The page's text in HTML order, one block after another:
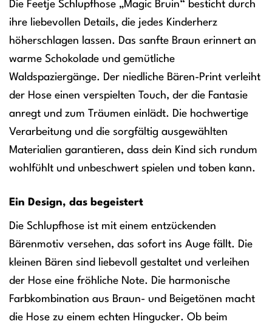
Die Feetje Schlupfhose „Magic Bruin“ besticht durch
ihre liebevollen Details, die jedes Kinderherz
höherschlagen lassen. Das sanfte Braun erinnert an
warme Schokolade und gemütliche
Waldspaziergänge. Der niedliche Bären-Print verleiht
der Hose einen verspielten Touch, der die Fantasie
anregt und zum Träumen einlädt. Die hochwertige
Verarbeitung und die sorgfältig ausgewählten
Materialien garantieren, dass dein Kind sich rundum
wohlfühlt und unbeschwert spielen und toben kann.
Ein Design, das begeistert
Die Schlupfhose ist mit einem entzückenden
Bärenmotiv versehen, das sofort ins Auge fällt. Die
kleinen Bären sind liebevoll gestaltet und verleihen
der Hose eine fröhliche Note. Die harmonische
Farbkombination aus Braun- und Beigetönen macht
die Hose zu einem echten Hingucker. Ob beim